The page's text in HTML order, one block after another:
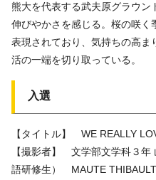
熊大を代表する武夫原グラウン
伸びやかさを感じる。桜の咲く
表現されており、気持ちの高ま
活の一端を切り取っている。
入選
【タイトル】 WE REALLY
【撮影者】 文学部文学科３
語研修生） MAUTE